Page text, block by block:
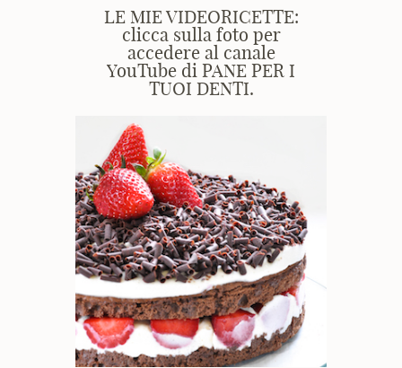
LE MIE VIDEORICETTE:
clicca sulla foto per
accedere al canale
YouTube di PANE PER I
TUOI DENTI.